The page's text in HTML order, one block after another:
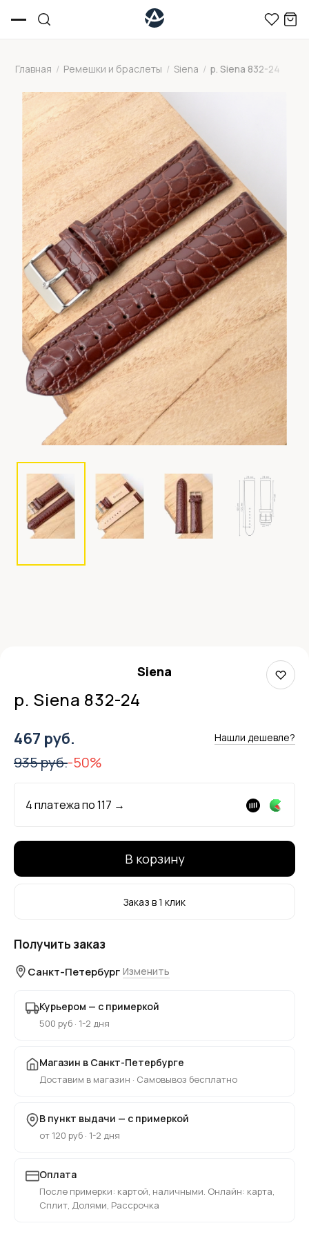
Главная / Ремешки и браслеты / Siena / р. Siena 832-24
Siena
р. Siena 832-24
467 руб. Нашли дешевле?
935 руб.-50%
4 платежа по117 →
В корзину
Заказ в 1 клик
Получить заказ
Санкт-Петербург Изменить
Курьером — с примеркой
500 руб · 1-2 дня
Магазин в Санкт-Петербурге
Доставим в магазин · Самовывоз бесплатно
В пункт выдачи — с примеркой
от 120 руб · 1-2 дня
Оплата
После примерки: картой, наличными. Онлайн: карта,
Сплит, Долями, Рассрочка